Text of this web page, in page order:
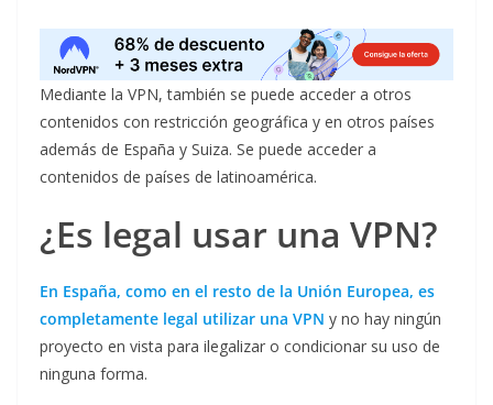
Mediante la VPN, también se puede acceder a otros
contenidos con restricción geográfica y en otros países
además de España y Suiza. Se puede acceder a
contenidos de países de latinoamérica.
¿Es legal usar una VPN?
En España, como en el resto de la Unión Europea, es
completamente legal utilizar una VPN y no hay ningún
proyecto en vista para ilegalizar o condicionar su uso de
ninguna forma.